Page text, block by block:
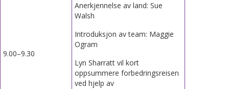
9.00–9.30
Anerkjennelse av land: Sue
Walsh
Introduksjon av team: Maggie
Ogram
Lyn Sharratt vil kort
oppsummere forbedringsreisen
ved hjelp av